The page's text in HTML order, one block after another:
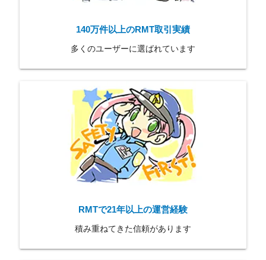
140万件以上のRMT取引実績
多くのユーザーに選ばれています
RMTで21年以上の運営経験
積み重ねてきた信頼があります